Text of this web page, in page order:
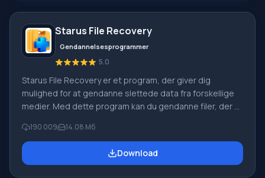
Starus File Recovery
Gendannelsesprogrammer
5.0
Starus File Recovery er et program, der giver dig
mulighed for at gendanne slettede data fra forskellige
medier. Med dette program kan du gendanne filer, der er
slettet uden om papirkurven, skjult af ondsindet
software, mistet på grund af softwarefejl, fuldstændig
tømning af papirkurven, formatering eller sletning af
190 009 14.08 Мб
Download